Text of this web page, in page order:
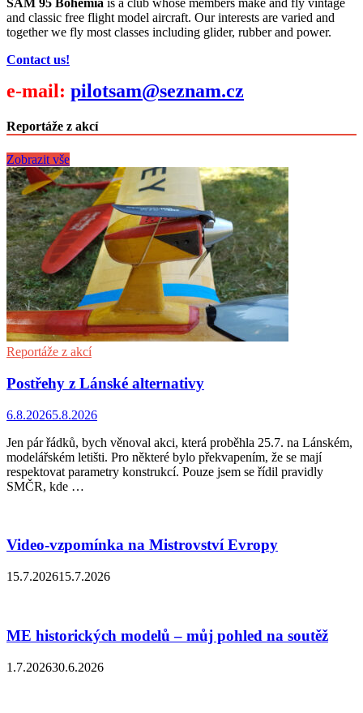
and classic free flight model aircraft. Our interests are varied and
together we fly most classes including glider, rubber and power.
Contact us!
e-mail: pilotsam@seznam.cz
Reportáže z akcí
Zobrazit vše
Reportáže z akcí
Postřehy z Lánské alternativy
6.8.20265.8.2026
Jen pár řádků, bych věnoval akci, která proběhla 25.7. na Lánském,
modelářském letišti. Pro některé bylo překvapením, že se mají
respektovat parametry konstrukcí. Pouze jsem se řídil pravidly
SMČR, kde …
Video-vzpomínka na Mistrovství Evropy
15.7.202615.7.2026
ME historických modelů – můj pohled na soutěž
1.7.202630.6.2026